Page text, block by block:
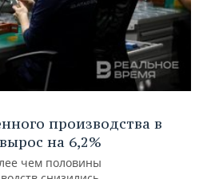
производства в
на 6,2%
чем половины